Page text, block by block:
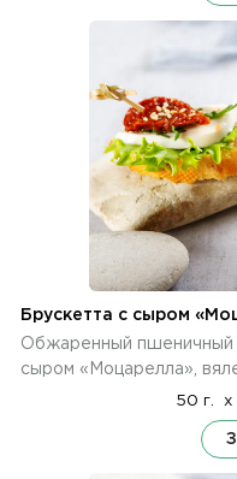
Брускетта с сыром
Обжаренный пшеничный
сыром «Моцарелла»,
50 г. x